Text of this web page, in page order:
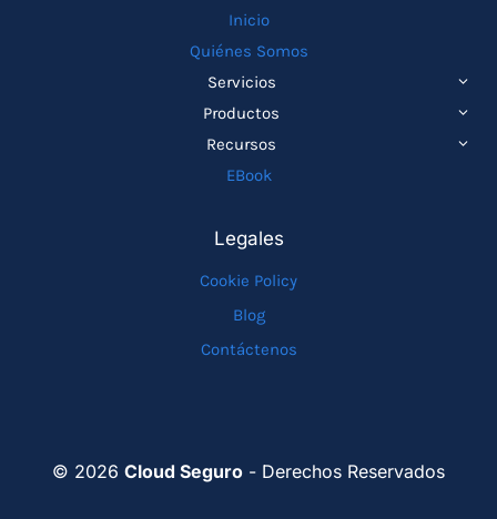
Inicio
Quiénes Somos
Servicios
HIJO
Productos
HIJO
Recursos
EBook
Legales
Cookie Policy
Blog
Contáctenos
© 2026 Cloud Seguro - Derechos Reservados